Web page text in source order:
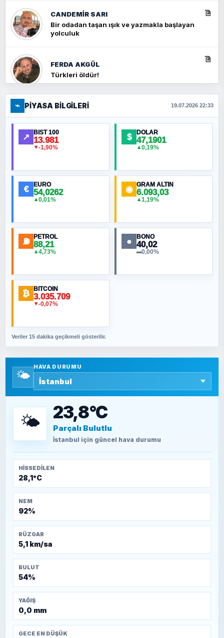
CANDEMIR SARI
Bir odadan taşan ışık ve yazmakla başlayan
yolculuk
FERDA AKGÜL
Türkleri öldür!
FERHAT BÜYÜKKALKAN
Ankara Zirvesi: NATO Toplantısı mı, Yeni
Ortadoğu Haritasının Provası mı?
MURAT ÖZKAN
NURETTIN BÖLÜK
ORHAN KILIÇOĞLU
Fahişeye beyinli bir müstevli alçağına
SAVAŞ ŞAHİN
SEYFULLAH ÇİÇEK
TEOMAN ALPASLAN
Kütahya-Eskişehir Muharebeleri (10-24
⌁ PIYASA BILGILERI 19.07.2026 22:33
↗ BIST 100
13.981
▼-1,90%
$ DOLAR
47,1901
▲0,19%
€ EURO
54,0262
▲0,01%
◉ GRAM ALTIN
6.093,03
▲1,19%
⛽ PETROL
88,21
▲4,73%
● BONO
40,02
▬0,00%
₿ BITCOIN
3.035.709
▼-0,07%
Veriler 15 dakika geçikmeli gösterilir.
🌤️
HAVA DURUMU
🌤️ 23,8°C
Parçalı Bulutlu
İstanbul için güncel hava durumu
HISSEDILEN
28,1°C
NEM
92%
RÜZGAR
5,1 km/sa
BULUT
54%
YAĞIŞ
0,0 mm
GECE EN DÜŞÜK